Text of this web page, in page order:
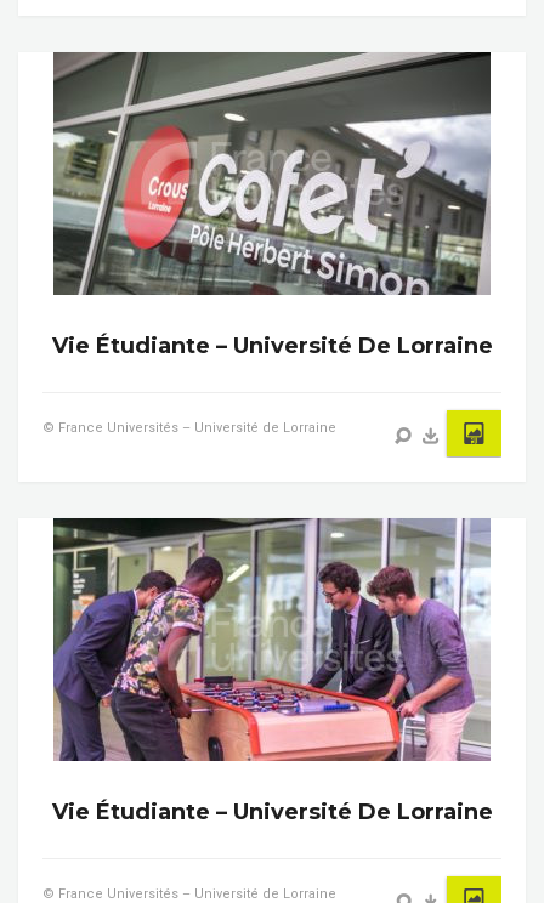
Vie Étudiante – Université De Lorraine
© France Universités – Université de Lorraine
Vie Étudiante – Université De Lorraine
© France Universités – Université de Lorraine